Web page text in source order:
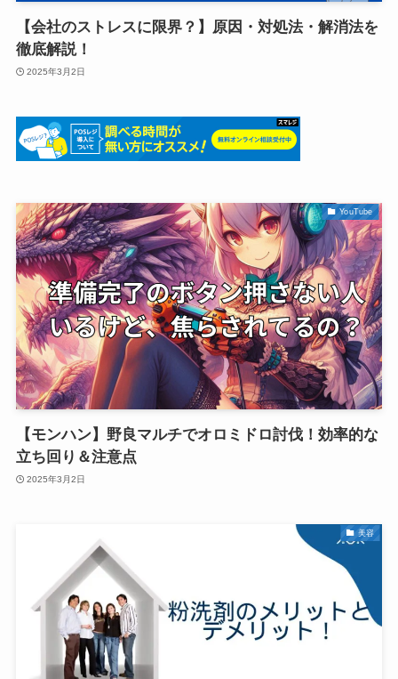
【会社のストレスに限界？】原因・対処法・解消法を
徹底解説！
2025年3月2日
YouTube
【モンハン】野良マルチでオロミドロ討伐！効率的な
立ち回り＆注意点
2025年3月2日
美容